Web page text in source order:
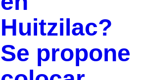
Huitzilac?
Se propone